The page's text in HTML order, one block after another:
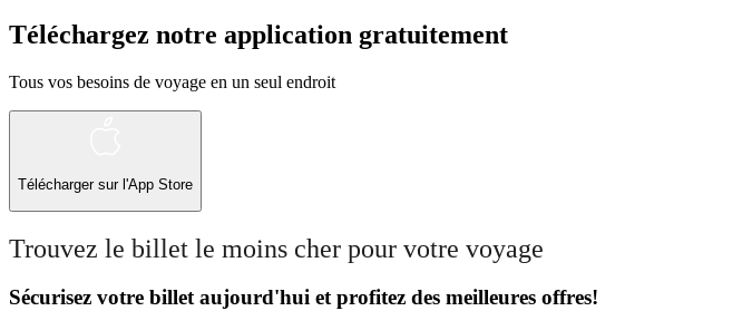
Téléchargez notre application gratuitement
Tous vos besoins de voyage en un seul endroit
Télécharger sur l'App Store
Trouvez le billet le moins cher pour votre voyage
Sécurisez votre billet aujourd'hui et profitez des meilleures offres!